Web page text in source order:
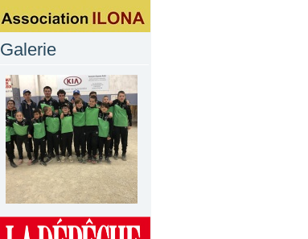
Galerie